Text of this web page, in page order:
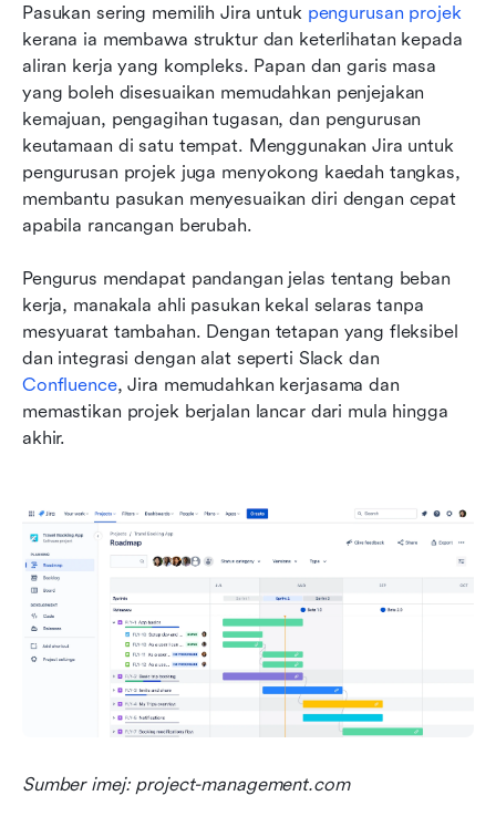
Pasukan sering memilih Jira untuk pengurusan projek
kerana ia membawa struktur dan keterlihatan kepada
aliran kerja yang kompleks. Papan dan garis masa
yang boleh disesuaikan memudahkan penjejakan
kemajuan, pengagihan tugasan, dan pengurusan
keutamaan di satu tempat. Menggunakan Jira untuk
pengurusan projek juga menyokong kaedah tangkas,
membantu pasukan menyesuaikan diri dengan cepat
apabila rancangan berubah.
Pengurus mendapat pandangan jelas tentang beban
kerja, manakala ahli pasukan kekal selaras tanpa
mesyuarat tambahan. Dengan tetapan yang fleksibel
Confluence, Jira memudahkan kerjasama dan
memastikan projek berjalan lancar dari mula hingga
akhir.
Sumber imej: project-management.com